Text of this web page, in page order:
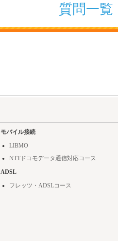
質問一覧
モバイル接続
LIBMO
NTTドコモデータ通信対応コース
ADSL
フレッツ・ADSLコース